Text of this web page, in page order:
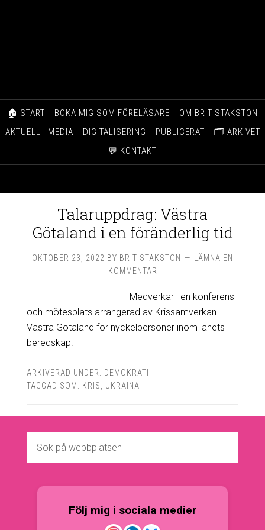
🏠 START BOKA MIG SOM FÖRELÄSARE
OM BRIT STAKSTON
AKTUELL I MEDIA
DIGITALISERING PUBLICERAT
🗂️ ARKIVET
💬 KONTAKT
Talaruppdrag: Västra
Götaland i en föränderlig tid
OKTOBER 23, 2022 BY BRIT STAKSTON
LÄMNA EN
KOMMENTAR
Medverkar i en konferens
och mötesplats arrangerad av Krissamverkan
Västra Götaland för nyckelpersoner inom länets
beredskap.
ARKIVERAD UNDER: DEMOKRATI
TAGGAD SOM: KRIS UKRAINA
Följ mig i sociala medier